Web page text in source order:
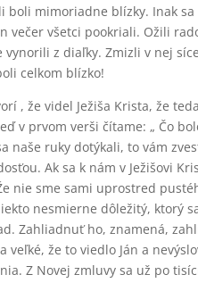
mimoriadne blízky. Inak
večer všetci pookriali. Ožili
z diaľky. Zmizli v nej
celkom blízko!
, že videl Ježiša Krista, že
v prvom verši čítame: „ Čo
naše ruky dotýkali, to vám
Ak sa k nám v Ježišovi
nie sme sami uprostred
nesmierne dôležitý, ktorý
Zahliadnuť ho, znamená,
veľké, že to viedlo Ján a
Z Novej zmluvy sa už po